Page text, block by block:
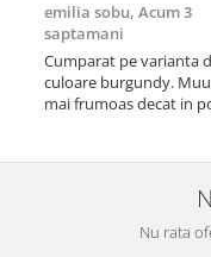
emilia sobu, Acum 3
saptamani
Cumparat pe varianta
culoare burgundy.
mai frumoas decat in
Nu rata